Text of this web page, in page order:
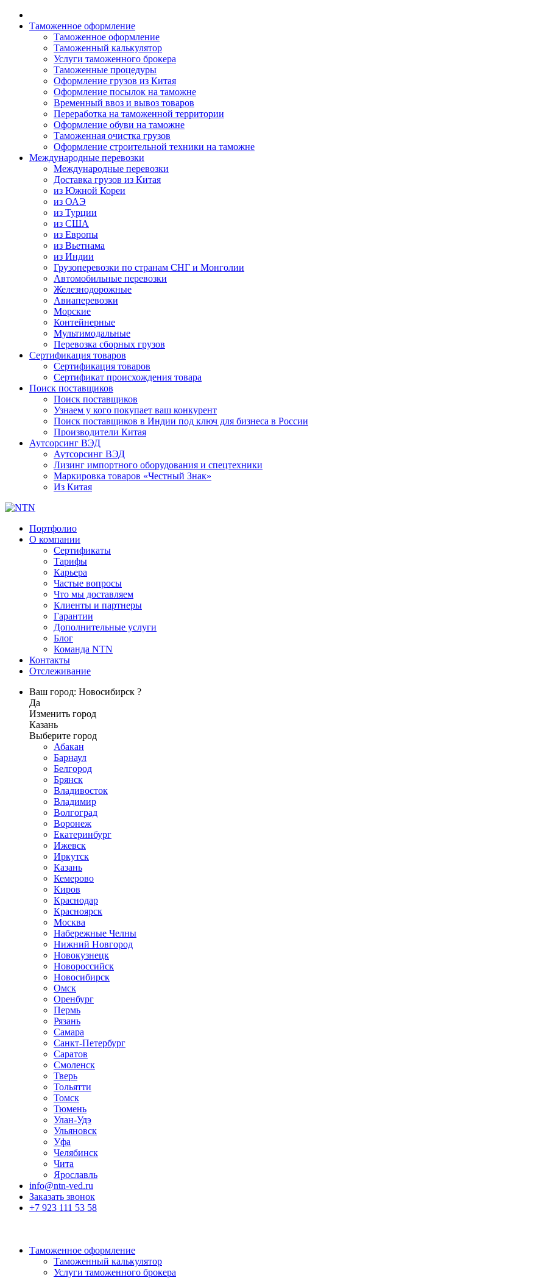
Таможенное оформление
Таможенное оформление
Таможенный калькулятор
Услуги таможенного брокера
Таможенные процедуры
Оформление грузов из Китая
Оформление посылок на таможне
Временный ввоз и вывоз товаров
Переработка на таможенной территории
Оформление обуви на таможне
Таможенная очистка грузов
Оформление строительной техники на таможне
Международные перевозки
Международные перевозки
Доставка грузов из Китая
из Южной Кореи
из ОАЭ
из Турции
из США
из Европы
из Вьетнама
из Индии
Грузоперевозки по странам СНГ и Монголии
Автомобильные перевозки
Железнодорожные
Авиаперевозки
Морские
Контейнерные
Мультимодальные
Перевозка сборных грузов
Сертификация товаров
Сертификация товаров
Сертификат происхождения товара
Поиск поставщиков
Поиск поставщиков
Узнаем у кого покупает ваш конкурент
Поиск поставщиков в Индии под ключ для бизнеса в России
Производители Китая
Аутсорсинг ВЭД
Аутсорсинг ВЭД
Лизинг импортного оборудования и спецтехники
Маркировка товаров «Честный Знак»
Из Китая
Портфолио
О компании
Сертификаты
Тарифы
Карьера
Частые вопросы
Что мы доставляем
Клиенты и партнеры
Гарантии
Дополнительные услуги
Блог
Команда NTN
Контакты
Отслеживание
Ваш город: Новосибирск ?
Да
Изменить город
Казань
Выберите город
Абакан
Барнаул
Белгород
Брянск
Владивосток
Владимир
Волгоград
Воронеж
Екатеринбург
Ижевск
Иркутск
Казань
Кемерово
Киров
Краснодар
Красноярск
Москва
Набережные Челны
Нижний Новгород
Новокузнецк
Новороссийск
Новосибирск
Омск
Оренбург
Пермь
Рязань
Самара
Санкт-Петербург
Саратов
Смоленск
Тверь
Тольятти
Томск
Тюмень
Улан-Удэ
Ульяновск
Уфа
Челябинск
Чита
Ярославль
info@ntn-ved.ru
Заказать звонок
+7 923 111 53 58
Таможенное оформление
Таможенный калькулятор
Услуги таможенного брокера